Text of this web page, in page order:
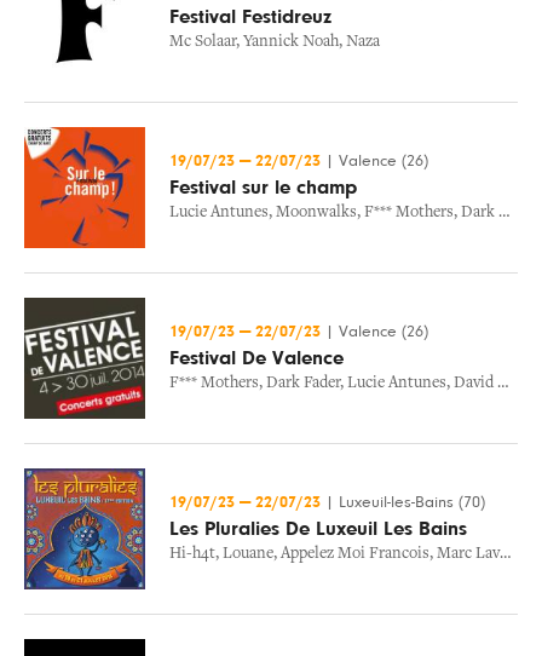
Festival Festidreuz
Mc Solaar, Yannick Noah, Naza
19/07/23 — 22/07/23 Valence (26)
Festival sur le champ
Lucie Antunes, Moonwalks, F*** Mothers, Dark Fader
19/07/23 — 22/07/23 Valence (26)
Festival De Valence
F*** Mothers, Dark Fader, Lucie Antunes, David Walters
19/07/23 — 22/07/23 Luxeuil-les-Bains (70)
Les Pluralies De Luxeuil Les Bains
Hi-h4t, Louane, Appelez Moi Francois, Marc Lavoine